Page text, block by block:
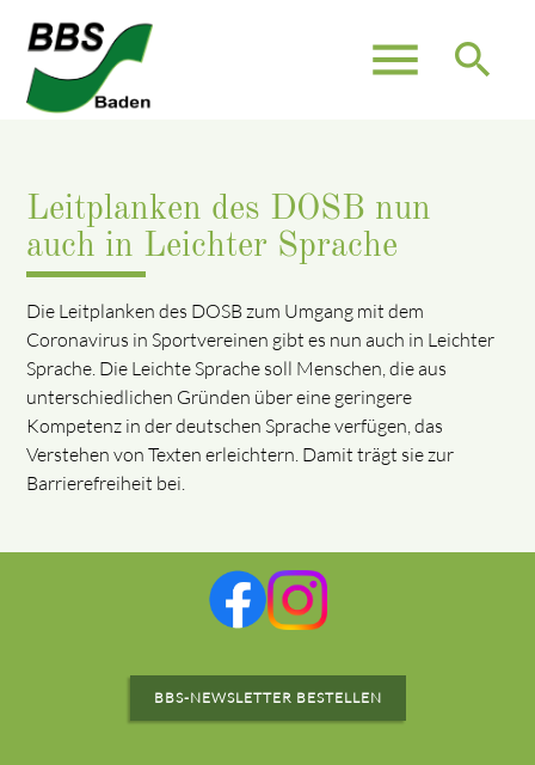
menu search
Leitplanken des DOSB nun
auch in Leichter Sprache
Die Leitplanken des DOSB zum Umgang mit dem
Coronavirus in Sportvereinen gibt es nun auch in Leichter
Sprache. Die Leichte Sprache soll Menschen, die aus
unterschiedlichen Gründen über eine geringere
Kompetenz in der deutschen Sprache verfügen, das
Verstehen von Texten erleichtern. Damit trägt sie zur
Barrierefreiheit bei.
BBS-NEWSLETTER BESTELLEN